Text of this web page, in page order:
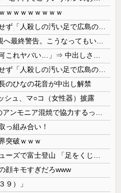
ｗｗｗｗｗｗｗｗ
のひなの花音が中出し解禁
シュ、マ○コ（女性器）披露
っ組み合い！
突破ｗｗｗ
顔キモすぎだろwww
９）」